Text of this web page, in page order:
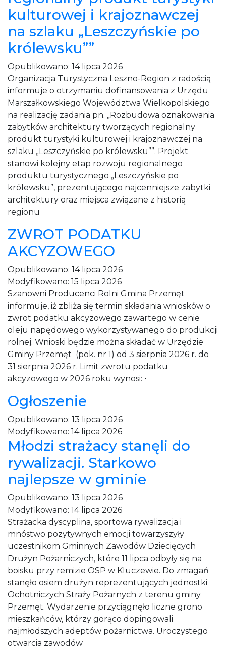
kulturowej i krajoznawczej
na szlaku „Leszczyńskie po
królewsku””
Opublikowano: 14 lipca 2026
Organizacja Turystyczna Leszno-Region z radością
informuje o otrzymaniu dofinansowania z Urzędu
Marszałkowskiego Województwa Wielkopolskiego
na realizację zadania pn. „Rozbudowa oznakowania
zabytków architektury tworzących regionalny
produkt turystyki kulturowej i krajoznawczej na
szlaku „Leszczyńskie po królewsku””. Projekt
stanowi kolejny etap rozwoju regionalnego
produktu turystycznego „Leszczyńskie po
królewsku”, prezentującego najcenniejsze zabytki
architektury oraz miejsca związane z historią
regionu
ZWROT PODATKU
AKCYZOWEGO
Opublikowano: 14 lipca 2026
Modyfikowano: 15 lipca 2026
Szanowni Producenci Rolni Gmina Przemęt
informuje, iż zbliża się termin składania wniosków o
zwrot podatku akcyzowego zawartego w cenie
oleju napędowego wykorzystywanego do produkcji
rolnej. Wnioski będzie można składać w Urzędzie
Gminy Przemęt (pok. nr 1) od 3 sierpnia 2026 r. do
31 sierpnia 2026 r. Limit zwrotu podatku
akcyzowego w 2026 roku wynosi: ⋅
Ogłoszenie
Opublikowano: 13 lipca 2026
Modyfikowano: 14 lipca 2026
Młodzi strażacy stanęli do
rywalizacji. Starkowo
najlepsze w gminie
Opublikowano: 13 lipca 2026
Modyfikowano: 14 lipca 2026
Strażacka dyscyplina, sportowa rywalizacja i
mnóstwo pozytywnych emocji towarzyszyły
uczestnikom Gminnych Zawodów Dziecięcych
Drużyn Pożarniczych, które 11 lipca odbyły się na
boisku przy remizie OSP w Kluczewie. Do zmagań
stanęło osiem drużyn reprezentujących jednostki
Ochotniczych Straży Pożarnych z terenu gminy
Przemęt. Wydarzenie przyciągnęło liczne grono
mieszkańców, którzy gorąco dopingowali
najmłodszych adeptów pożarnictwa. Uroczystego
otwarcia zawodów